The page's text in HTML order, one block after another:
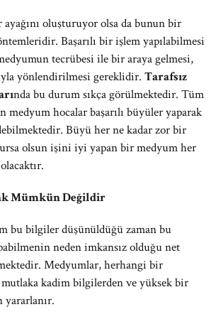
oluşturuyor olsa da bunun bir
Başarılı bir işlem yapılabilmesi
tecrübesi ile bir araya gelmesi,
yönlendirilmesi gereklidir. Tarafsız
nda bu durum sıkça görülmektedir. Tüm
medyum hocalar başarılı büyüler yaparak
Büyü her ne kadar zor bir
olsun işini iyi yapan bir medyum her
Mümkün Değildir
bu bilgiler düşünüldüğü zaman bu
neden imkansız olduğu net
Medyumlar, herhangi bir
mutlaka kadim bilgilerden ve yüksek bir